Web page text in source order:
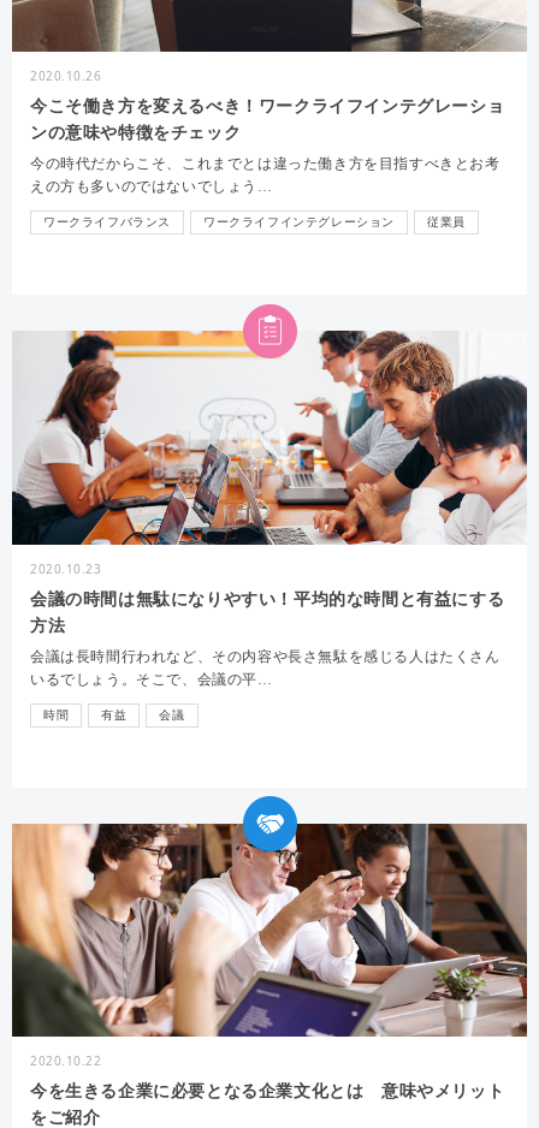
2020.10.26
今こそ働き方を変えるべき！ワークライフインテグレーショ
ンの意味や特徴をチェック
今の時代だからこそ、これまでとは違った働き方を目指すべきとお考
えの方も多いのではないでしょう…
ワークライフバランス ワークライフインテグレーション 従業員
2020.10.23
会議の時間は無駄になりやすい！平均的な時間と有益にする
方法
会議は長時間行われなど、その内容や長さ無駄を感じる人はたくさん
いるでしょう。そこで、会議の平…
時間 有益 会議
2020.10.22
今を生きる企業に必要となる企業文化とは 意味やメリット
をご紹介